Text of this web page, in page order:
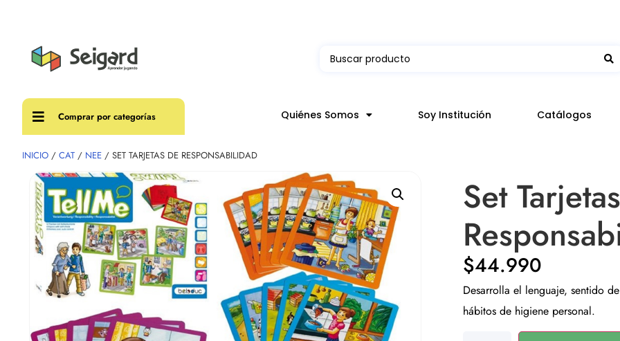
Comprar por categorías Quiénes Somos Soy Institución Catálogos
INICIO / CAT / NEE / SET TARJETAS DE RESPONSABILIDAD
Set
$44.990
Desarrolla el lenguaje, sentido
hábitos de higiene personal.